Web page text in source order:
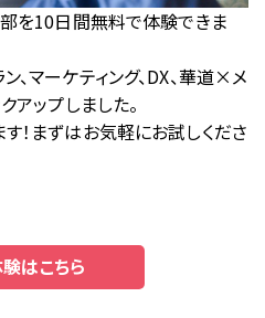
を10日間無料で体験できま
マーケティング、DX、華道×メ
アップしました。
！まずはお気軽にお試しくださ
はこちら